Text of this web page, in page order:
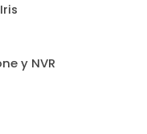
y NVR